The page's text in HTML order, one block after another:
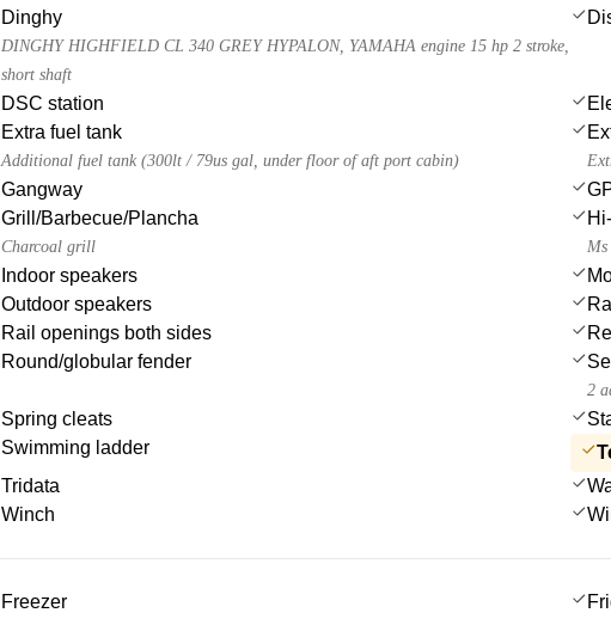
Dinghy
DINGHY HIGHFIELD CL 340 GREY HYPALON, YAMAHA engine 15 hp 2 stroke,
short shaft
DSC station
Extra fuel tank
Additional fuel tank (300lt / 79us gal, under floor of aft port cabin)
Gangway
Grill/Barbecue/Plancha
Charcoal grill
Indoor speakers
Outdoor speakers
Rail openings both sides
Round/globular fender
2
Spring cleats
Swimming ladder
Tridata
Winch
Freezer